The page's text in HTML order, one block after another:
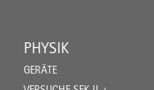
PHYSIK
GERÄTE